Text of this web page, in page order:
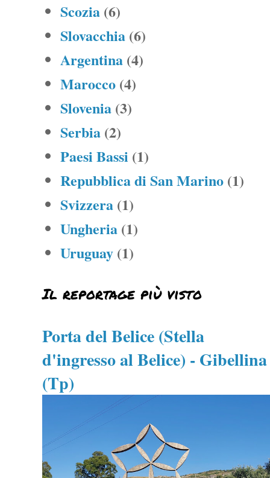
Scozia (6)
Slovacchia (6)
Argentina (4)
Marocco (4)
Slovenia (3)
Serbia (2)
Paesi Bassi (1)
Repubblica di San Marino (1)
Svizzera (1)
Ungheria (1)
Uruguay (1)
Il reportage più visto
Porta del Belice (Stella
d'ingresso al Belice) - Gibellina
(Tp)